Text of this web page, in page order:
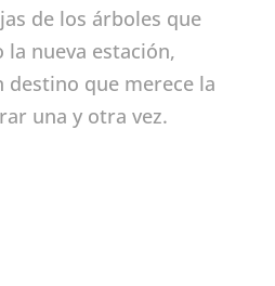
de los árboles que
la nueva estación,
destino que merece la
una y otra vez.